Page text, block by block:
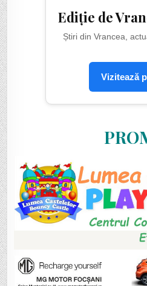
Ediție de
Știri din Vrancea,
Vizitează